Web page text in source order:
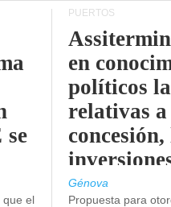
que el
PUERTOS
en
políticos
relativas a
concesión,
Génova
Propuesta para